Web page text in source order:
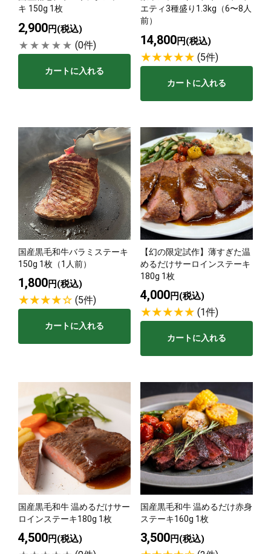
キ 150g 1枚
2,900円(税込)
(0件)
カートに入れる
エティ3種盛り1.3kg（6〜8人
前）
14,800円(税込)
(5件)
カートに入れる
国産黒毛和牛バラミステーキ
150g 1枚（1人前）
1,800円(税込)
(5件)
カートに入れる
【幻の限定試作】薄すぎた温
めるだけサーロインステーキ
180g 1枚
4,000円(税込)
(1件)
カートに入れる
国産黒毛和牛 温めるだけサー
ロインステーキ180g 1枚
4,500円(税込)
国産黒毛和牛 温めるだけ赤身
ステーキ160g 1枚
3,500円(税込)